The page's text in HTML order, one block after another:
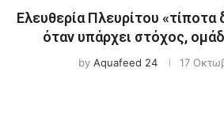
Ελευθερία Πλευρίτου «τίποτα
όταν υπάρχει στόχος,
by Aquafeed 24 17